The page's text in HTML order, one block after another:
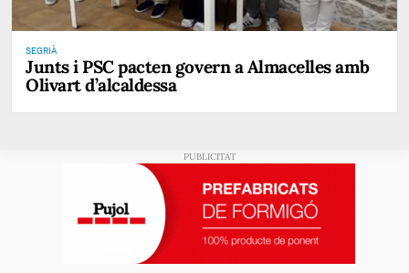
SEGRIÀ
Junts i PSC pacten govern a Almacelles amb
Olivart d’alcaldessa